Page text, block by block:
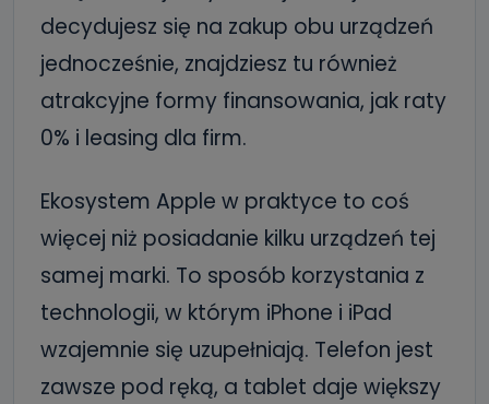
decydujesz się na zakup obu urządzeń
jednocześnie, znajdziesz tu również
atrakcyjne formy finansowania, jak raty
0% i leasing dla firm.
Ekosystem Apple w praktyce to coś
więcej niż posiadanie kilku urządzeń tej
samej marki. To sposób korzystania z
technologii, w którym iPhone i iPad
wzajemnie się uzupełniają. Telefon jest
zawsze pod ręką, a tablet daje większy